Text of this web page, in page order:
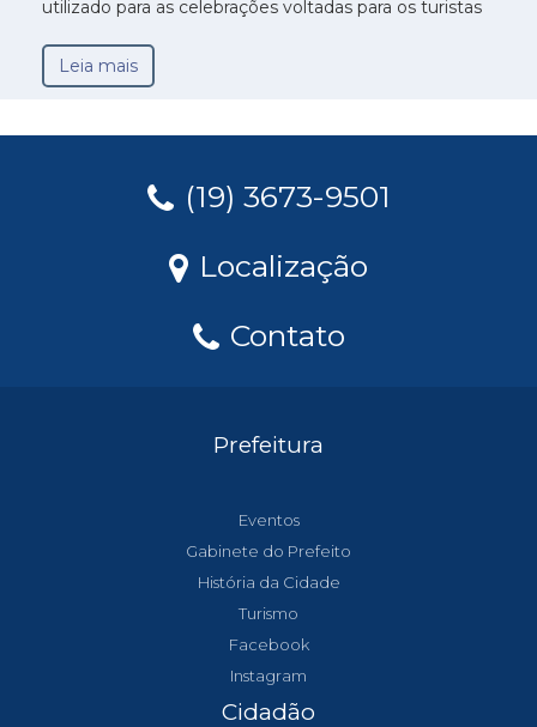
utilizado para as celebrações voltadas para os turistas
Leia mais
(19) 3673-9501
Localização
Contato
Prefeitura
Eventos
Gabinete do Prefeito
História da Cidade
Turismo
Facebook
Instagram
Cidadão